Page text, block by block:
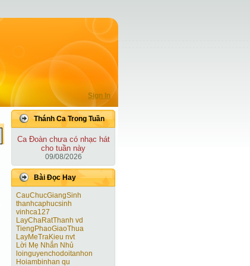
Sign In
Thánh Ca Trong Tuần
Ca Ðoàn chưa có nhạc hát
cho tuần này
09/08/2026
Bài Ðọc Hay
CauChucGiangSinh
thanhcaphucsinh
vinhca127
LayChaRatThanh vd
TiengPhaoGiaoThua
LayMeTraKieu nvt
Lời Mẹ Nhắn Nhủ
loinguyenchodoitanhon
Hoiambinhan qu